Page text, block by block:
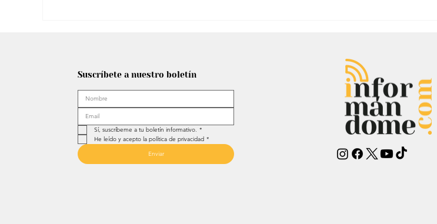
transmisión con Westcol
Suscríbete a nuestro boletín
Sí, suscríbeme a tu boletín informativo. *
He leído y acepto la política de privacidad *
Enviar